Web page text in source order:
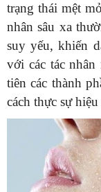
trạng thái mệt
nhân sâu xa
suy yếu, khiến
với các tác
tiên các thành
cách thực sự hiệu